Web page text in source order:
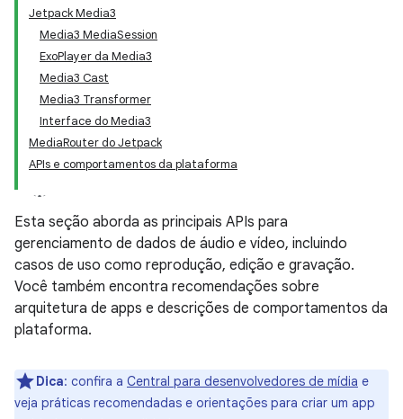
Jetpack Media3
Media3 MediaSession
ExoPlayer da Media3
Media3 Cast
Media3 Transformer
Interface do Media3
MediaRouter do Jetpack
APIs e comportamentos da plataforma
Esta seção aborda as principais APIs para
gerenciamento de dados de áudio e vídeo, incluindo
casos de uso como reprodução, edição e gravação.
Você também encontra recomendações sobre
arquitetura de apps e descrições de comportamentos da
plataforma.
Dica: confira a Central para desenvolvedores de mídia e
veja práticas recomendadas e orientações para criar um app